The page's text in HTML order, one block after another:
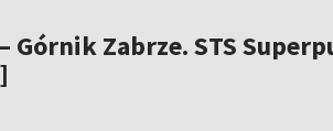
Górnik Zabrze. STS